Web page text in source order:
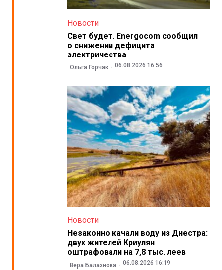
Новости
Свет будет. Energocom сообщил
о снижении дефицита
электричества
Ольга Горчак 06.08.2026 16:56
Новости
Незаконно качали воду из Днестра:
двух жителей Криулян
оштрафовали на 7,8 тыс. леев
Вера Балахнова 06.08.2026 16:19